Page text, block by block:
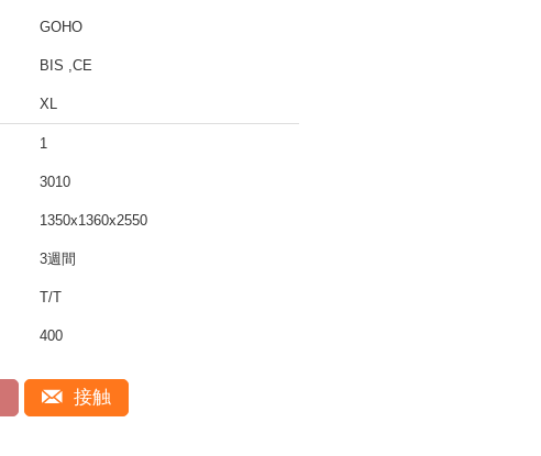
GOHO
BIS ,CE
XL
1
3010
1350x1360x2550
3週間
T/T
400
接触